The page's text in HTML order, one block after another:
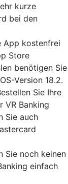
kurze
bei den
App kostenfrei
Store
benötigen Sie
Version 18.2.
Sie Ihre
VR Banking
Sie auch
Sie noch keinen
einfach